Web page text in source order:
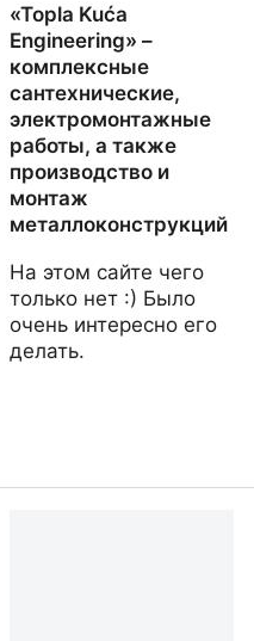
«Topla Kuća
Engineering» –
комплексные
сантехнические,
электромонтажные
работы, а также
производство и
монтаж
металлоконструкций
На этом сайте чего
только нет :) Было
очень интересно его
делать.